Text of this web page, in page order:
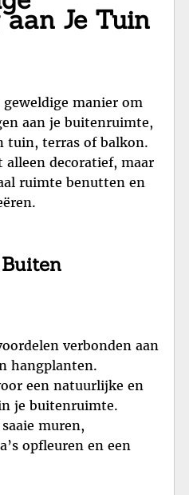
aan Je Tuin
manier om
aan je buitenruimte,
tuin, terras of balkon.
decoratief, maar
ruimte benutten en
verbonden aan
hangplanten.
een natuurlijke en
je buitenruimte.
muren,
opfleuren en een